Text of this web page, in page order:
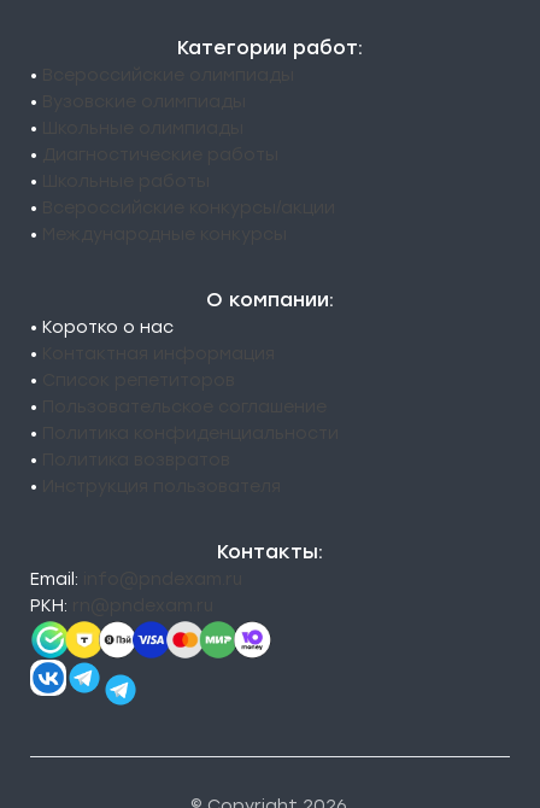
Категории работ:
•
•
•
•
•
•
•
О компании:
• Коротко о нас
•
•
•
•
•
•
Контакты:
Email:
РКН: